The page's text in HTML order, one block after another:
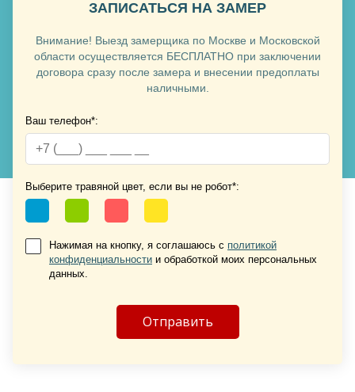
Хочу такую
Хочу такую
Хочу такую
ЗАПИСАТЬСЯ НА ЗАМЕР
Внимание! Выезд замерщика по Москве и Московской
области осуществляется БЕСПЛАТНО при заключении
договора сразу после замера и внесении предоплаты
наличными.
Ваш телефон*:
Выберите травяной цвет, если вы не робот*:
Нажимая на кнопку, я соглашаюсь с политикой
конфиденциальности и обработкой моих персональных
данных.